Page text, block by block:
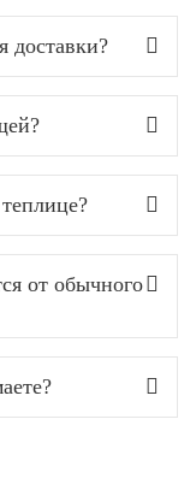
доставки?
от обычного